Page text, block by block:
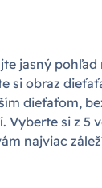
jasný
si obraz
dieťaťom,
Vyberte si z 5
najviac